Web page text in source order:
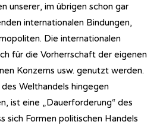
unserer, im übrigen schon gar
internationalen Bindungen,
Die internationalen
für die Vorherrschaft der eigenen
Konzerns usw. genutzt werden.
Welthandels hingegen
ist eine „Dauerforderung“ des
sich Formen politischen Handels